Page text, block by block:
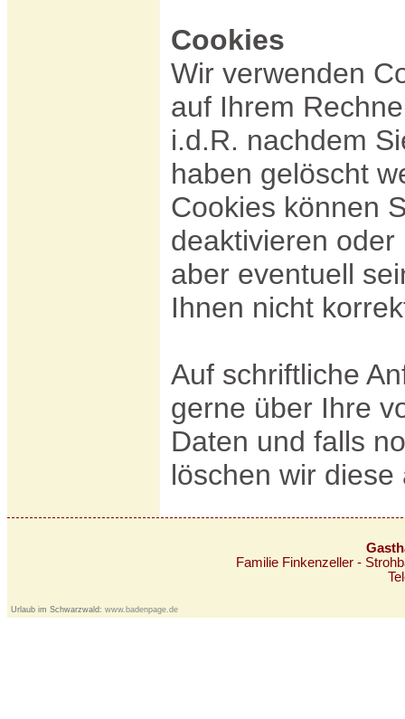
Cookies
Wir verwenden
auf Ihrem
i.d.R. nachdem
haben gelöscht
Cookies können
deaktivieren
aber eventuell
Ihnen nicht
Auf schriftliche
gerne über Ihre
Daten und falls
löschen wir diese
Familie Finkenzeller -
Urlaub im Schwarzwald: www.badenpage.de